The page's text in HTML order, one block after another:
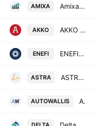
AMIXA Amixa Holding Plc
AKKO AKKO Invest Nyrt.
ENEFI ENEFI Asset Management Plc
ASTRA ASTRASUN Solar Plc.
AUTOWALLIS AutoWallis Plc Class C